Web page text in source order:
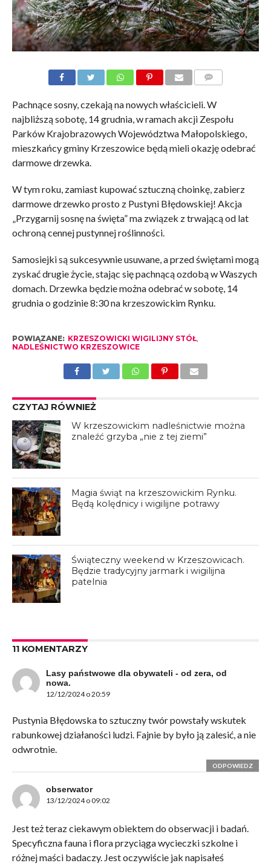
Pachnące sosny, czekają na nowych właścicieli. W
najbliższą sobotę, 14 grudnia, w ramach akcji Zespołu
Parków Krajobrazowych Województwa Małopolskiego,
mieszkańcy gminy Krzeszowice będą mieli okazję odebrać
darmowe drzewka.
W tym roku, zamiast kupować sztuczną choinkę, zabierz
darmowe drzewko prosto z Pustyni Błędowskiej! Akcja
„Przygarnij sosnę na święta” ma związek z trwającą od lat
ochroną cennej pustynnej roślinności.
Samosiejki są sukcesywnie usuwane, a przed świętami mogą
zyskać drugie życie, stając się pachnącą ozdobą w Waszych
domach. Drzewka będzie można odebrać w sobotę, 14
grudnia o godzinie 8:30 na krzeszowickim Rynku.
POWIĄZANE: KRZESZOWICKI WIGILIJNY STÓŁ,
NADLEŚNICTWO KRZESZOWICE
CZYTAJ RÓWNIEŻ
W krzeszowickim nadleśnictwie można
znaleźć grzyba „nie z tej ziemi”
Magia świąt na krzeszowickim Rynku.
Będą kolędnicy i wigilijne potrawy
Świąteczny weekend w Krzeszowicach.
Będzie tradycyjny jarmark i wigilijna
patelnia
11 KOMENTARZY
Lasy państwowe dla obywateli - od zera, od
nowa.
12/12/2024 o 20:59
Pustynia Błędowska to sztuczny twór powstały wskutek
rabunkowej działaności ludzi. Fajnie by było ją zalesić, a nie
odwrotnie.
ODPOWIEDZ
obserwator
13/12/2024 o 09:02
Jest też teraz ciekawym obiektem do obserwacji i badań.
Specyficzna fauna i flora przyciąga wycieczki szkolne i
różnej maści badaczy. Jest oczywiście jak napisałeś